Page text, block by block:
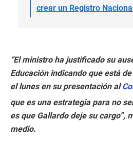
crear un Registro
“El ministro ha justificado su
Educación indicando que está
el lunes en su presentación al
que es una estrategia para no
es que Gallardo deje su cargo”,
medio.